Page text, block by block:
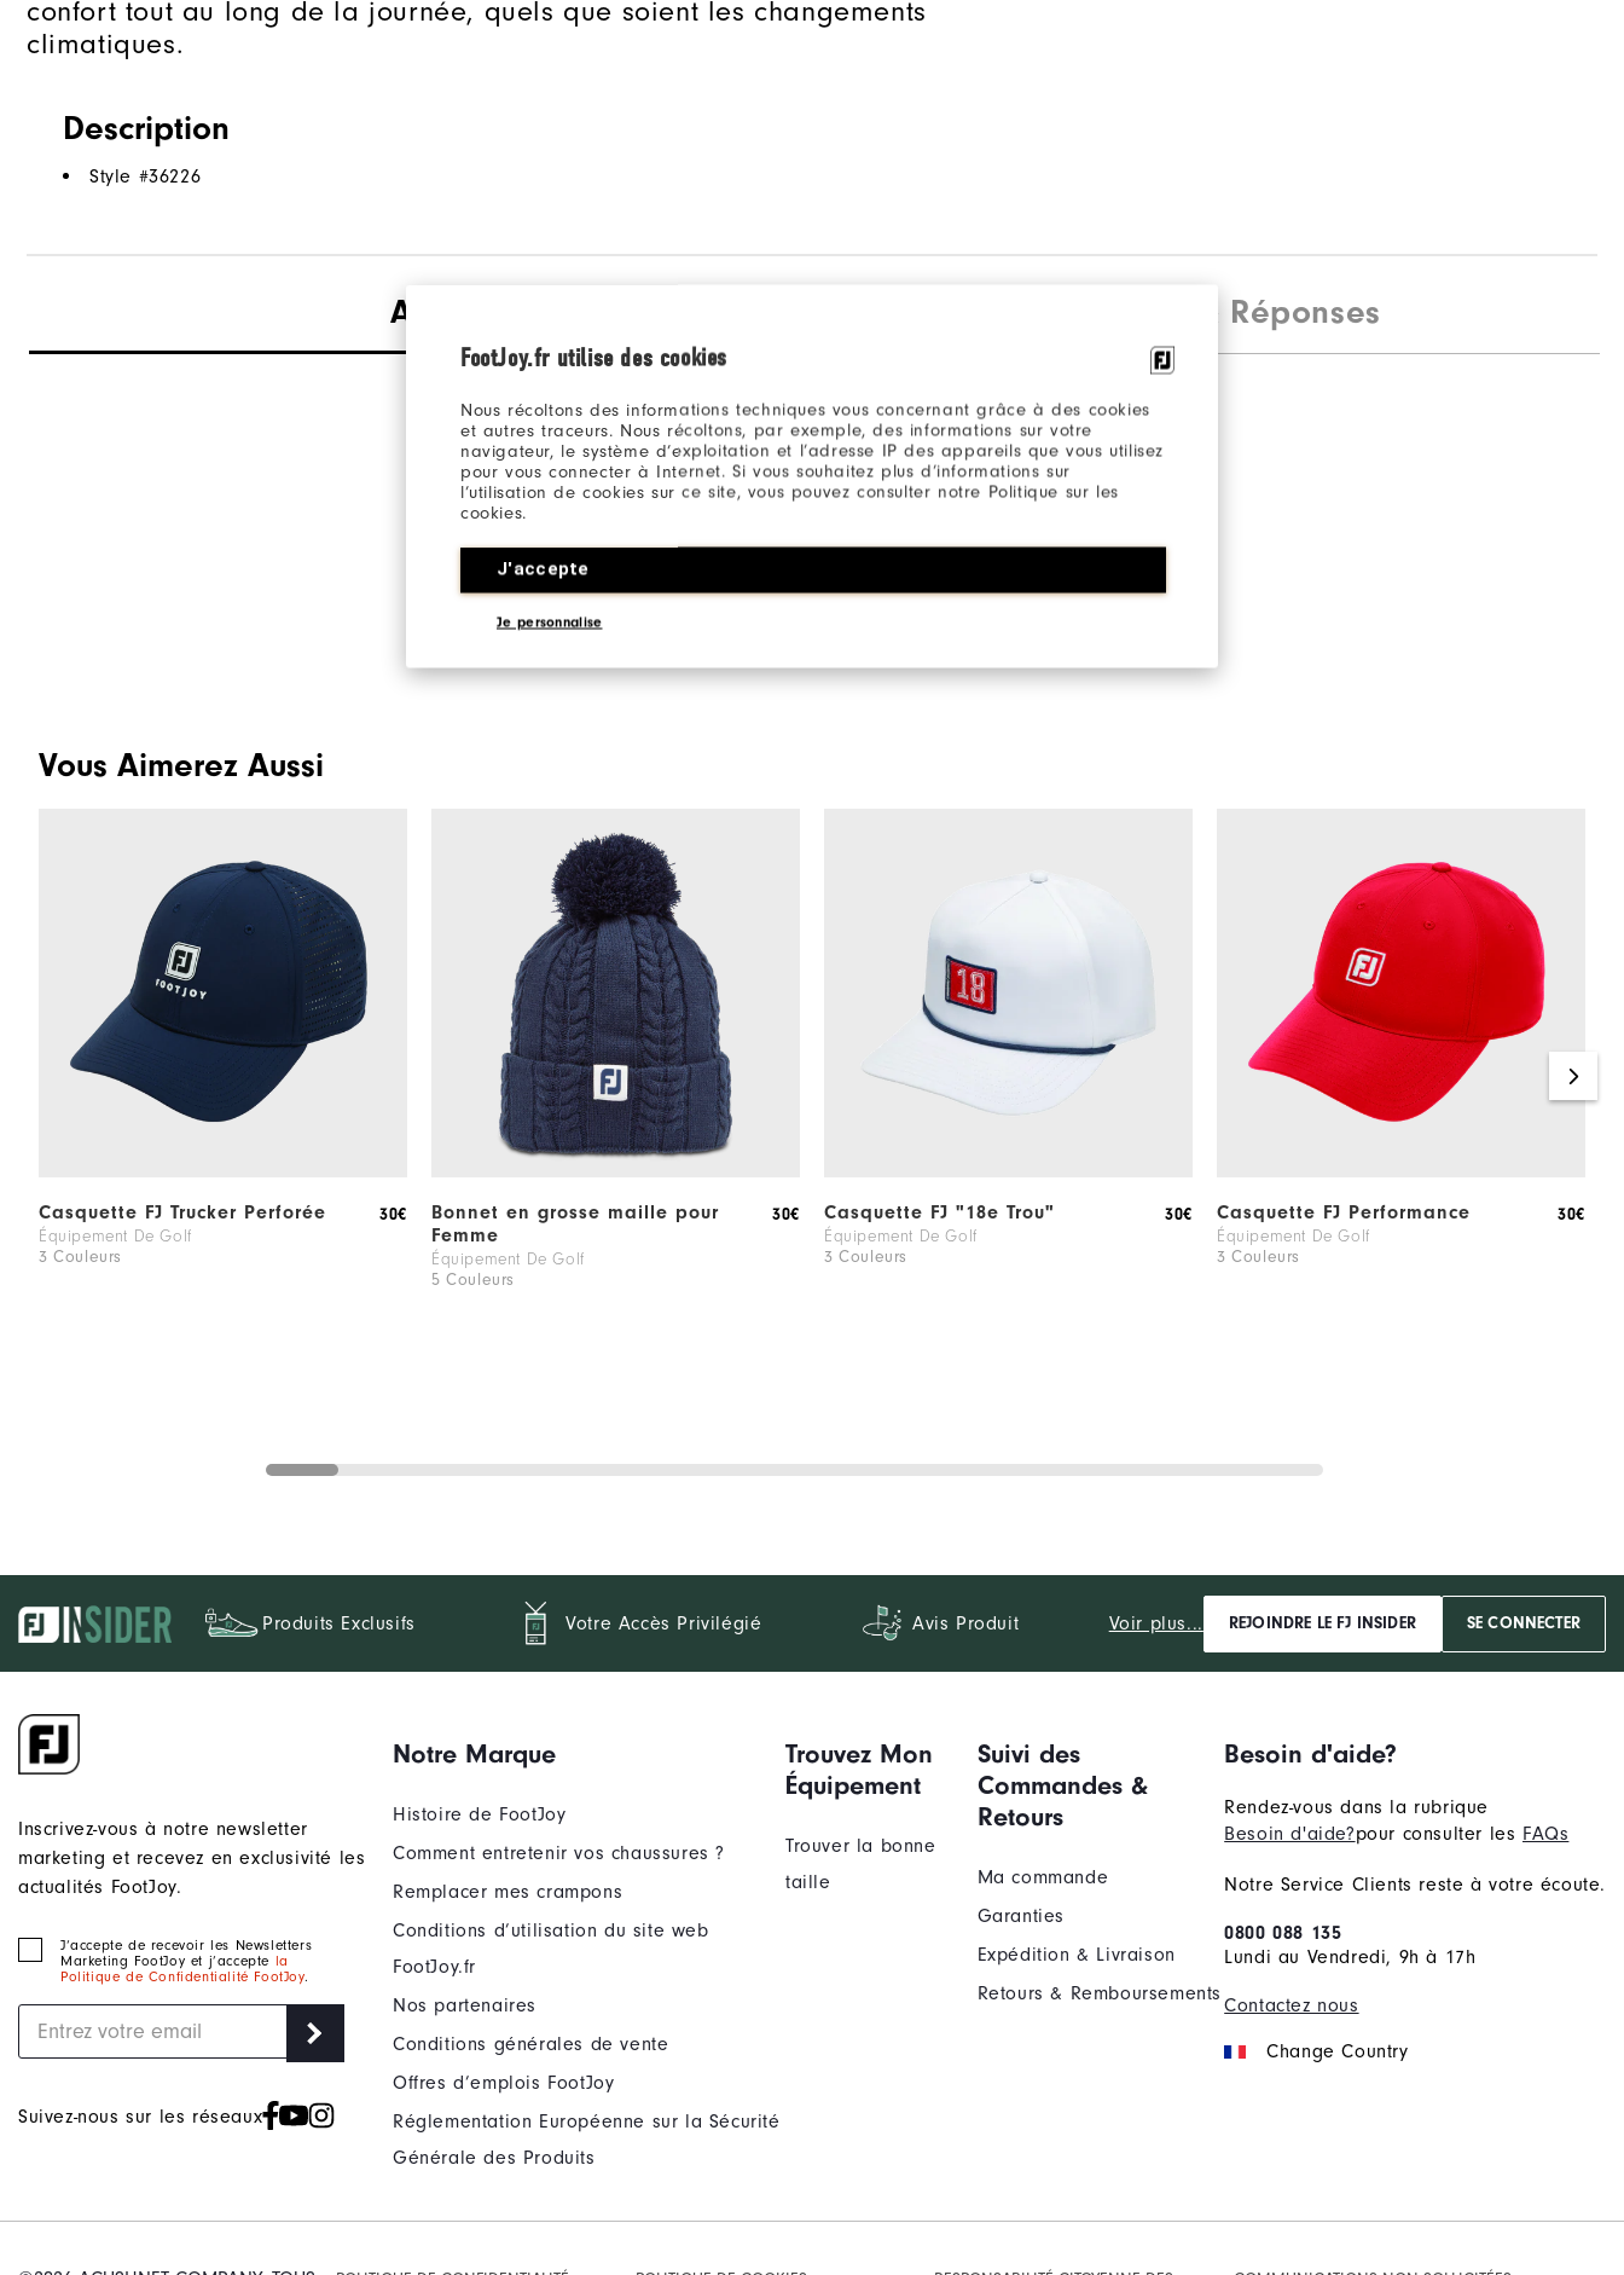
FootJoy.fr utilise des cookies
Nous récoltons des informations techniques vous concernant grâce à des cookies
et autres traceurs. Nous récoltons, par exemple, des informations sur votre
navigateur, le système d’exploitation et l’adresse IP des appareils que vous utilisez
pour vous connecter à Internet. Si vous souhaitez plus d’informations sur
l’utilisation de cookies sur ce site, vous pouvez consulter notre Politique sur les
cookies.
J'accepte
Je personnalise
confort tout au long de la journée, quels que soient les changements
climatiques.
Description
Style #36226
Avis Questions & Réponses
Be the first to review this product
Vous Aimerez Aussi
Casquette FJ Trucker Perforée
Équipement De Golf
3 Couleurs
30€
Bonnet en grosse maille pour
Femme
Équipement De Golf
5 Couleurs
30€ Casquette FJ "18e Trou"
Équipement De Golf
3 Couleurs
30€ Casquette FJ Performance
Équipement De Golf
3 Couleurs
30€
Produits Exclusifs Votre Accès Privilégié Avis Produit Voir plus... REJOINDRE LE FJ INSIDER SE CONNECTER
Inscrivez-vous à notre newsletter
marketing et recevez en exclusivité les
actualités FootJoy.
J‘accepte de recevoir les Newsletters
Marketing FootJoy et j’accepte
la
Politique de Confidentialité FootJoy.
Suivez-nous sur les réseaux
Notre Marque
Histoire de FootJoy
Comment entretenir vos chaussures ?
Remplacer mes crampons
Conditions d’utilisation du site web
FootJoy.fr
Nos partenaires
Conditions générales de vente
Offres d’emplois FootJoy
Réglementation Européenne sur la Sécurité
Générale des Produits
Trouvez Mon
Équipement
Trouver la bonne
taille
Suivi des
Commandes &
Retours
Ma commande
Garanties
Expédition & Livraison
Retours & Remboursements
Besoin d'aide?
Rendez-vous dans la rubrique
Besoin d'aide?pour consulter les FAQs
Notre Service Clients reste à votre écoute.
0800 088 135
Lundi au Vendredi, 9h à 17h
Contactez nous
Change Country